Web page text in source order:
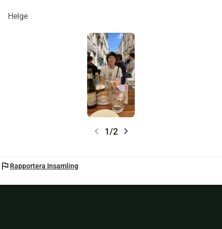
Helge
chevron_left 1/2 chevron_right
flag Rapportera Insamling